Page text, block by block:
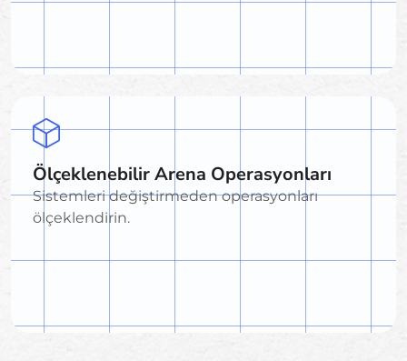
Ölçeklenebilir Arena Operasyonları
Sistemleri değiştirmeden operasyonları
ölçeklendirin.